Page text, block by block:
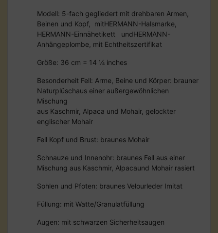
Modell: 5-fach gegliedert mit drehbaren Armen,
Beinen und Kopf, mitHERMANN-Halsmarke,
HERMANN-Einnähetikett undHERMANN-
Anhängeplombe, mit Echtheitszertifikat
Größe: 36 cm = 14 ¼ inches
Besonderheit Fell: Arme, Beine und Körper: brauner
Naturplüschaus einer außergewöhnlichen
Mischung
aus Kaschmir, Alpaca und Mohair, gelockter
englischer Mohair
Fell Kopf und Brust: braunes Mohair
Schnauze und Innenohr: braunes Fell aus einer
Mischung aus Kaschmir, Alpacaund Mohair rasiert
Sohlen und Pfoten: braunes Velourleder Imitat
Füllung: mit Watte/Granulatfüllung
Augen: mit schwarzen Sicherheitsaugen